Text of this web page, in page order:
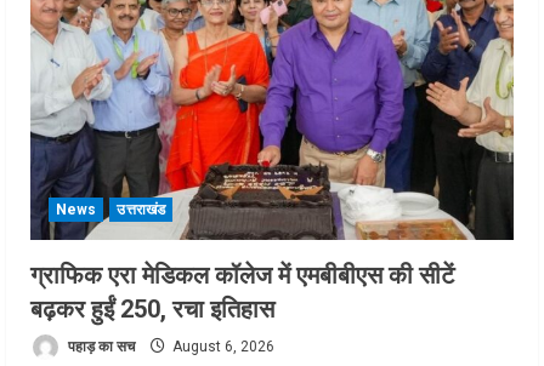
News उत्तराखंड
ग्राफिक एरा मेडिकल कॉलेज में एमबीबीएस की सीटें
बढ़कर हुईं 250, रचा इतिहास
पहाड़ का सच August 6, 2026